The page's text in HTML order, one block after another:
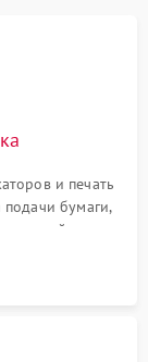
и печать
подачи бумаги,
анализ